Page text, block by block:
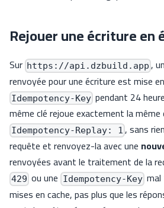
Rejouer une écriture en
Sur https://api.dzbuild.app ,
renvoyée pour une écriture est mise
Idempotency-Key pendant 24
même clé rejoue exactement la même
Idempotency-Replay: 1 , sans
requête et renvoyez-la avec une
renvoyées avant le traitement de la
429 ou une Idempotency-Keymal
mises en cache, pas plus que les